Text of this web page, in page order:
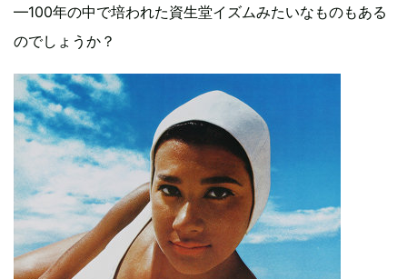
—100年の中で培われた資生堂イズムみたいなものもある
のでしょうか？